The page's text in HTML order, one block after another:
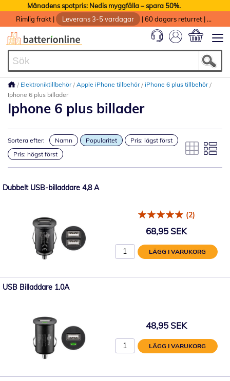
Månadens spotpris: Nedis myggfälla – spara 50%.
Rimlig frakt | Leverans 3-5 vardagar |60 dagars returret |
Elektroniktillbehör Apple iPhone tillbehör iPhone 6 plus tillbehör
Iphone 6 plus billader
Iphone 6 plus billader
Sortera efter: Namn Popularitet
Pris: lägst först
Pris: högst först
Dubbelt USB-billaddare 4,8 A
(2)
68,95 SEK
LÄGG I VARUKORG
USB Billaddare 1.0A
48,95 SEK
LÄGG I VARUKORG